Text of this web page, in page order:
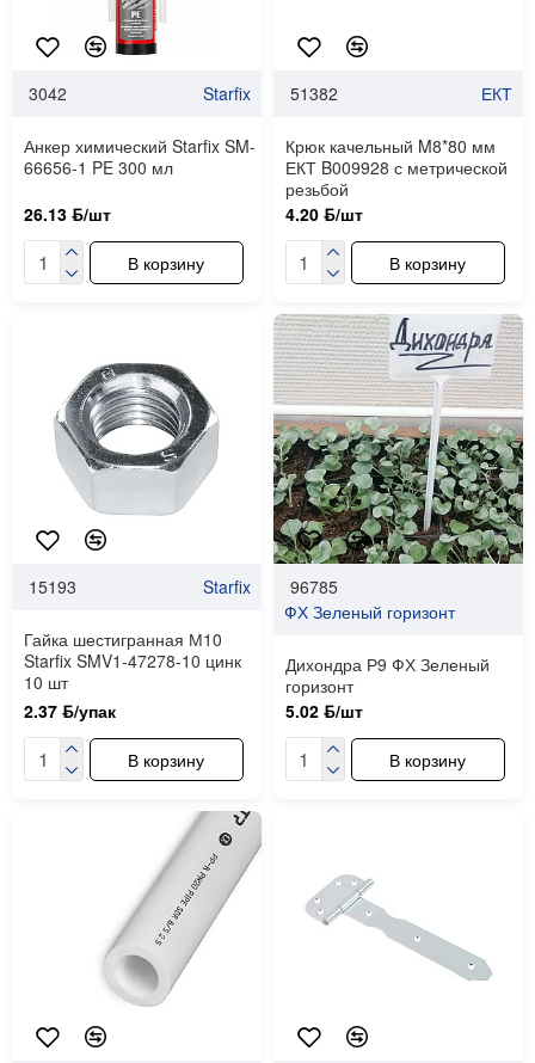
3042 Starfix
Анкер химический Starfix SM-
66656-1 PE 300 мл
26.13 ƃ/шт
В корзину
51382 ЕКТ
Крюк качельный M8*80 мм
ЕКТ B009928 с метрической
резьбой
4.20 ƃ/шт
В корзину
15193 Starfix
Гайка шестигранная М10
Starfix SMV1-47278-10 цинк
10 шт
2.37 ƃ/упак
В корзину
96785
ФХ Зеленый горизонт
Дихондра Р9 ФХ Зеленый
горизонт
5.02 ƃ/шт
В корзину